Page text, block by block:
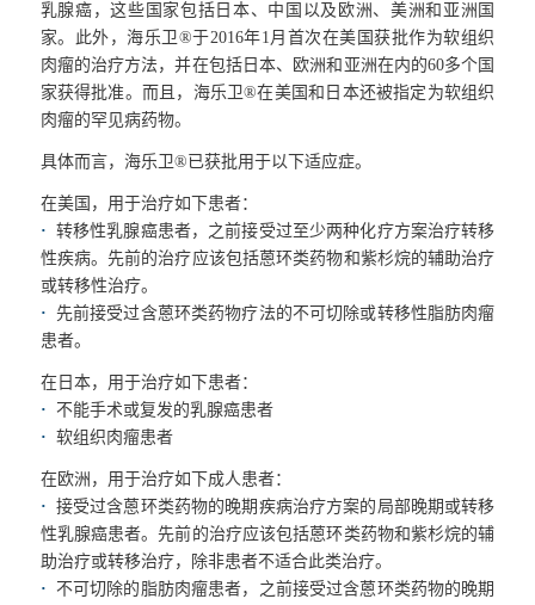
乳腺癌，这些国家包括日本、中国以及欧洲、美洲和亚洲国
家。此外，海乐卫®于2016年1月首次在美国获批作为软组织
肉瘤的治疗方法，并在包括日本、欧洲和亚洲在内的60多个国
家获得批准。而且，海乐卫®在美国和日本还被指定为软组织
肉瘤的罕见病药物。
具体而言，海乐卫®已获批用于以下适应症。
在美国，用于治疗如下患者：
· 转移性乳腺癌患者，之前接受过至少两种化疗方案治疗转移
性疾病。先前的治疗应该包括蒽环类药物和紫杉烷的辅助治疗
或转移性治疗。
· 先前接受过含蒽环类药物疗法的不可切除或转移性脂肪肉瘤
患者。
在日本，用于治疗如下患者：
· 不能手术或复发的乳腺癌患者
· 软组织肉瘤患者
在欧洲，用于治疗如下成人患者：
· 接受过含蒽环类药物的晚期疾病治疗方案的局部晚期或转移
性乳腺癌患者。先前的治疗应该包括蒽环类药物和紫杉烷的辅
助治疗或转移治疗，除非患者不适合此类治疗。
· 不可切除的脂肪肉瘤患者，之前接受过含蒽环类药物的晚期